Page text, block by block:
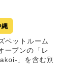
縄
ペットルーム
ープンの「レ
」を含む別